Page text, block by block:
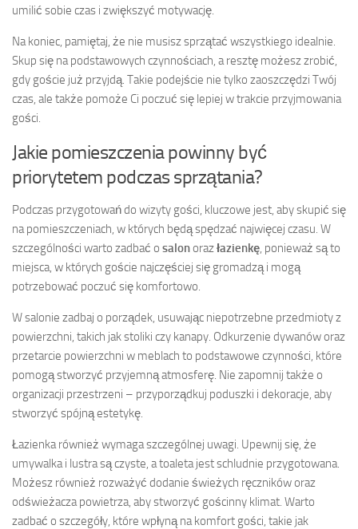
umilić sobie czas i zwiększyć motywację.
Na koniec, pamiętaj, że nie musisz sprzątać wszystkiego idealnie.
Skup się na podstawowych czynnościach, a resztę możesz zrobić,
gdy goście już przyjdą. Takie podejście nie tylko zaoszczędzi Twój
czas, ale także pomoże Ci poczuć się lepiej w trakcie przyjmowania
gości.
Jakie pomieszczenia powinny być
priorytetem podczas sprzątania?
Podczas przygotowań do wizyty gości, kluczowe jest, aby skupić się
na pomieszczeniach, w których będą spędzać najwięcej czasu. W
szczególności warto zadbać o salonorazłazienkę, ponieważ są to
miejsca, w których goście najczęściej się gromadzą i mogą
potrzebować poczuć się komfortowo.
W salonie zadbaj o porządek, usuwając niepotrzebne przedmioty z
powierzchni, takich jak stoliki czy kanapy. Odkurzenie dywanów oraz
przetarcie powierzchni w meblach to podstawowe czynności, które
pomogą stworzyć przyjemną atmosferę. Nie zapomnij także o
organizacji przestrzeni – przyporządkuj poduszki i dekoracje, aby
stworzyć spójną estetykę.
Łazienka również wymaga szczególnej uwagi. Upewnij się, że
umywalka i lustra są czyste, a toaleta jest schludnie przygotowana.
Możesz również rozważyć dodanie świeżych ręczników oraz
odświeżacza powietrza, aby stworzyć gościnny klimat. Warto
zadbać o szczegóły, które wpłyną na komfort gości, takie jak